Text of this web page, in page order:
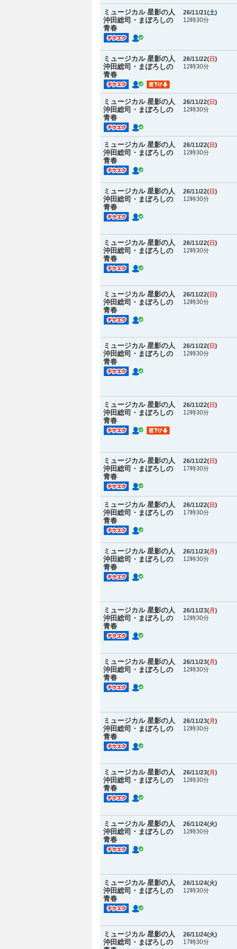
ミュージカル 星影の人
沖田総司・まぼろしの
青春
26/11/21(土)
12時30分
ミュージカル 星影の人
沖田総司・まぼろしの
青春
26/11/22( 日 )
12時30分
ミュージカル 星影の人
沖田総司・まぼろしの
青春
26/11/22( 日 )
12時30分
ミュージカル 星影の人
沖田総司・まぼろしの
青春
26/11/22( 日 )
12時30分
ミュージカル 星影の人
沖田総司・まぼろしの
青春
26/11/22( 日 )
12時30分
ミュージカル 星影の人
沖田総司・まぼろしの
青春
26/11/22( 日 )
12時30分
ミュージカル 星影の人
沖田総司・まぼろしの
青春
26/11/22( 日 )
12時30分
ミュージカル 星影の人
沖田総司・まぼろしの
青春
26/11/22( 日 )
12時30分
ミュージカル 星影の人
沖田総司・まぼろしの
青春
26/11/22( 日 )
12時30分
ミュージカル 星影の人
沖田総司・まぼろしの
青春
26/11/22( 日 )
17時30分
ミュージカル 星影の人
沖田総司・まぼろしの
青春
26/11/22( 日 )
17時30分
ミュージカル 星影の人
沖田総司・まぼろしの
青春
26/11/23(月 )
12時30分
ミュージカル 星影の人
沖田総司・まぼろしの
青春
26/11/23(月 )
12時30分
ミュージカル 星影の人
沖田総司・まぼろしの
青春
26/11/23(月 )
12時30分
ミュージカル 星影の人
沖田総司・まぼろしの
青春
26/11/23(月 )
12時30分
ミュージカル 星影の人
沖田総司・まぼろしの
青春
26/11/23(月 )
12時30分
ミュージカル 星影の人
沖田総司・まぼろしの
青春
26/11/24(火)
12時30分
ミュージカル 星影の人
沖田総司・まぼろしの
青春
26/11/24(火)
12時30分
ミュージカル 星影の人
沖田総司・まぼろしの
26/11/24(火)
17時30分